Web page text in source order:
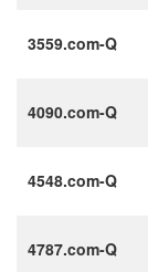
3559.com-Q
4090.com-Q
4548.com-Q
4787.com-Q